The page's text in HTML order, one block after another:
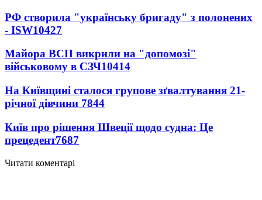
РФ створила "українську бригаду" з полонених
- ISW10427
Майора ВСП викрили на "допомозі"
військовому в СЗЧ10414
На Київщині сталося групове зґвалтування 21-
річної дівчини 7844
Київ про рішення Швеції щодо судна: Це
прецедент7687
Читати коментарі